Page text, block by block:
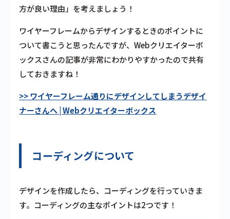
方が良い理由」を考えましょう！
ワイヤーフレームからデザインするときのポイントに
ついて書こうと思ったんですが、Webクリエイターボ
ックスさんの記事が非常にわかりやすかったので共有
しておきますね！
>> ワイヤーフレーム通りにデザインしてしまうデザイ
ナーさんへ | Webクリエイターボックス
コーディングについて
デザインを作成したら、コーディングを行っていきま
す。コーディングの主なポイントは2つです！